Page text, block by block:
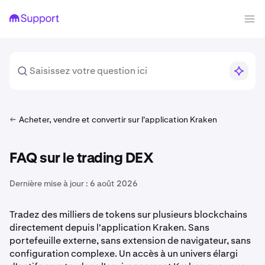
Acheter, vendre et convertir sur l'application Kraken
FAQ sur le trading DEX
Dernière mise à jour : 6 août 2026
Tradez des milliers de tokens sur plusieurs blockchains
directement depuis l'application Kraken. Sans
portefeuille externe, sans extension de navigateur, sans
configuration complexe. Un accès à un univers élargi